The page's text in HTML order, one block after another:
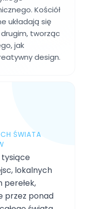
Kościół
układają się
tworząc
jak
design.
ŚWIATA
tysiące
lokalnych
przez ponad